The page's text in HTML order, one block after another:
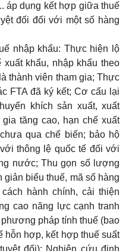
áp dụng kết hợp giữa thuế
đối đối với một số hàng
nhập khẩu: Thực hiện lộ
khẩu, nhập khẩu theo
thành viên tham gia; Thực
FTA đã ký kết; Cơ cấu lại
khích sản xuất, xuất
tăng cao, hạn chế xuất
qua chế biến; bảo hộ
thông lệ quốc tế đối với
nước; Thu gọn số lượng
giản biểu thuế, mã số hàng
hành chính, cải thiện
cao năng lực cạnh tranh
pháp tính thuế (bao
hỗn hợp, kết hợp thuếsuất
đối); Nghiên cứu định